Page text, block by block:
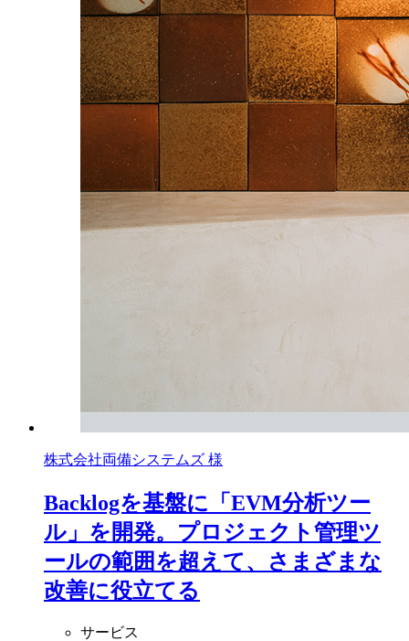
株式会社両備システムズ 様
Backlogを基盤に「EVM分析ツー
ル」を開発。プロジェクト管理ツ
ールの範囲を超えて、さまざまな
改善に役立てる
サービス